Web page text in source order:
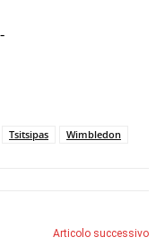
Tsitsipas Wimbledon
Articolo successivo